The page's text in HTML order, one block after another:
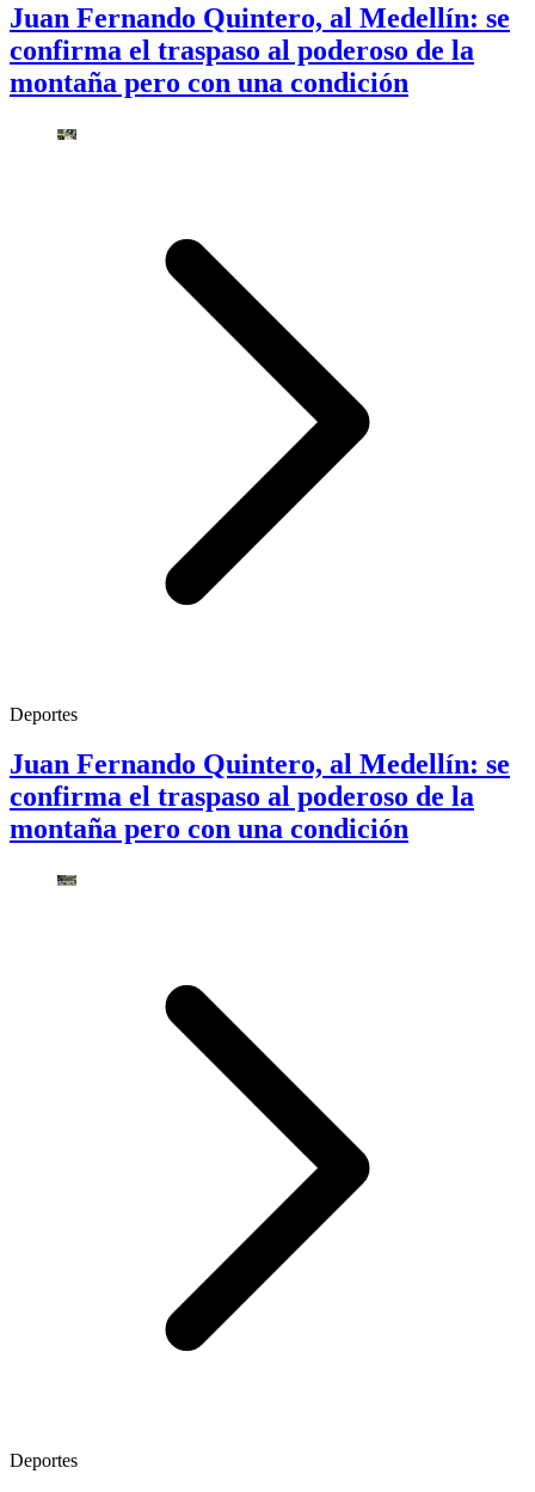
Juan Fernando Quintero, al Medellín: se
confirma el traspaso al poderoso de la
montaña pero con una condición
Deportes
Juan Fernando Quintero, al Medellín: se
confirma el traspaso al poderoso de la
montaña pero con una condición
Deportes